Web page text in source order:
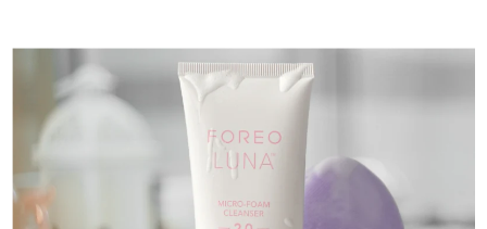
LUNA™ 4 Men
For men, anti-aging massage
LUNA™ 4 mini
For young skin, T-zone
BEAR™ 2 eyes & lips
Microcurrent line smoothing device
面部提拉护理
Premium anti-aging skincare
UFO™ 3 LED
Near-infrared and red light therapy
UFO™ 3 mini
issa™ 4 plus
Smart hybrid silicone sonic toothbrush
issa™ 4 smile
抗老
FAQ™ 101
Clinical anti-aging
LED治疗
NEW
FAQ™ 201
加拿大 预计送达日期
智利
中国 预计送达日期
哥伦比亚 8/14/26